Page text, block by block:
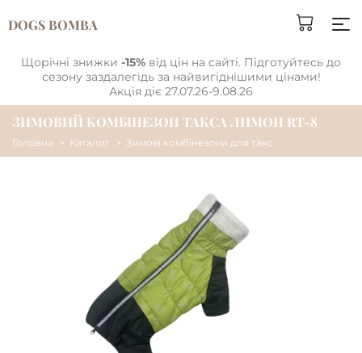
DOGS BOMBA
Щорічні знижки -15% від цін на сайті. Підготуйтесь до
сезону заздалегідь за найвигіднішими цінами!
Акція діє 27.07.26-9.08.26
ЗИМОВИЙ КОМБІНЕЗОН ТАКСА ЛИМОН RT-8
Головна Каталог Зимові комбінезони для такс